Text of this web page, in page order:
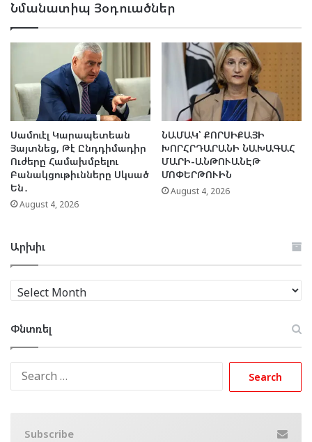
Նմանատիպ Յօդուածներ
Սամուէլ Կարապետեան
Յայտնեց, Թէ Ընդդիմադիր
Ուժերը Համախմբելու
Բանակցութիւնները Սկսած
Են․
August 4, 2026
ՆԱՄԱԿ՝ ՔՈՐՍԻՔԱՅԻ
ԽՈՐՀՐԴԱՐԱՆԻ ՆԱԽԱԳԱՀ
ՄԱՐԻ-ԱՆԹՈՒԱՆԷԹ
ՄՈՓԵՐԹՈՒԻՆ
August 4, 2026
Արխիւ
Արխիւ
Փնտռել
Subscribe